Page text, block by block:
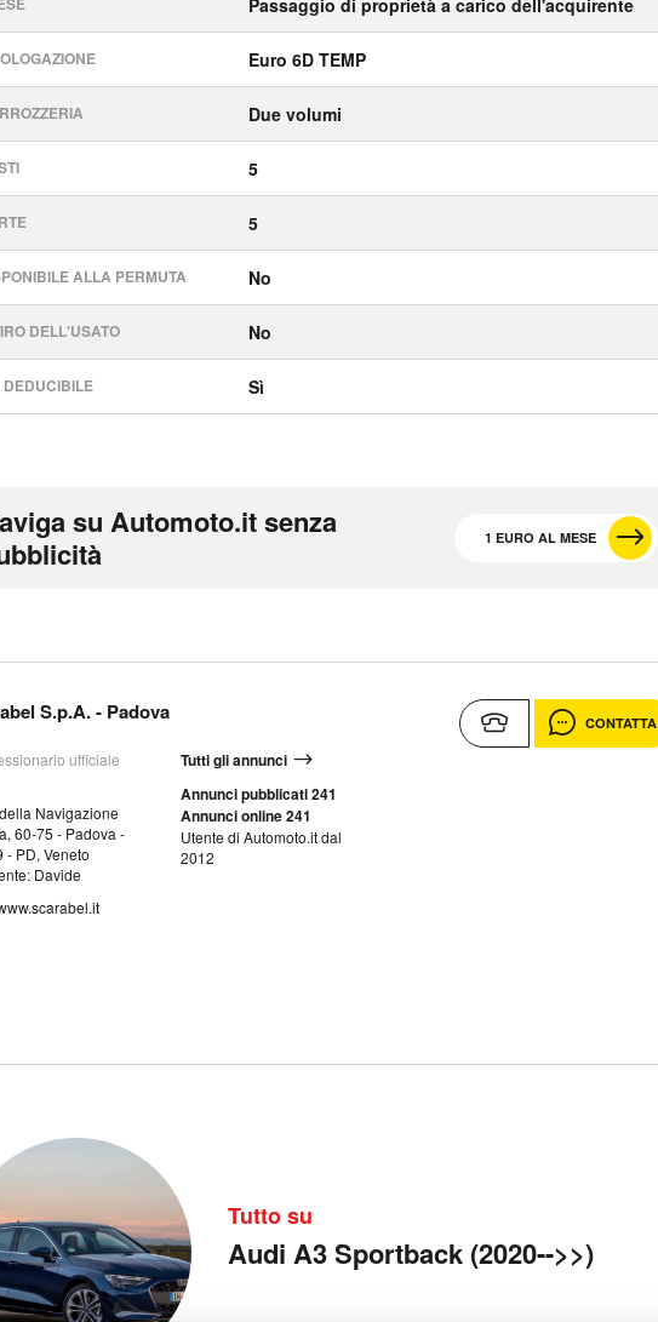
Euro 6D TEMP
Due volumi
5
5
ALLA PERMUTA No
DELL'USATO No
DEDUCIBILE Sì
su Automoto.it senza
1 EURO AL MESE
S.p.A. - Padova
ufficiale
Navigazione
60-75 - Padova -
- PD, Veneto
Davide
Tutti gli annunci
Annunci pubblicati 241
Annunci online 241
Utente di Automoto.it dal
2012
CONTATTA
Tutto su
Audi A3 Sportback (2020-->>)